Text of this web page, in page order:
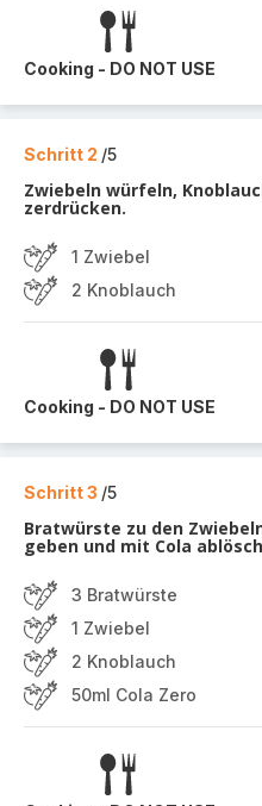
Cooking - DO NOT USE
Schritt 2 /5
Zwiebeln würfeln,
zerdrücken.
1 Zwiebel
2 Knoblauch
Cooking - DO NOT USE
Schritt 3 /5
Bratwürste zu den
geben und mit Cola
3 Bratwürste
1 Zwiebel
2 Knoblauch
50ml Cola Zero